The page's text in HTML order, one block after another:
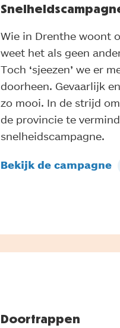
Wie in Drenthe woont
weet het als geen
Toch ‘sjeezen’ we er
doorheen. Gevaarlijk
zo mooi. In de strijd
de provincie te
snelheidscampagne.
Bekijk de campagne
Doortrappen